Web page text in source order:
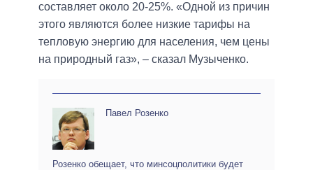
составляет около 20-25%. «Одной из причин
этого являются более низкие тарифы на
тепловую энергию для населения, чем цены
на природный газ», – сказал Музыченко.
Павел Розенко
Розенко обещает, что минсоцполитики будет